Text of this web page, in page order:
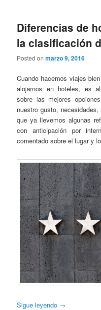
Diferencias de
la clasificación
Posted onmarzo 9, 2016
Cuando hacemos viajes
alojarnos en hoteles, es
sobre las mejores
nuestro gusto,
que ya llevemos algunas
con anticipación por
comentado sobre el lugar y
Sigue leyendo →